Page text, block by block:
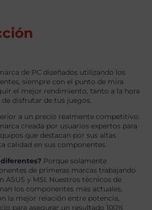
de PC diseñados utilizando los
siempre con el punto de mira
el mejor rendimiento, tanto a la hora
disfrutar de tus juegos.
a un precio realmente competitivo.
creada por usuarios expertos para
que destacan por sus altas
calidad en sus componentes.
Porque solamente
de primeras marcas trabajando
ASUS y MSI. Nuestros técnicos de
los componentes más actuales,
la mejor relación entre potencia,
para asegurar un resultado 100%